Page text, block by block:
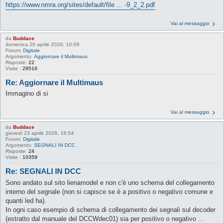
https://www.nmra.org/sites/default/file ... -9_2_2.pdf
Vai al messaggio
da Buddace
domenica 26 aprile 2026, 10:09
Forum: Digitale
Argomento: Aggiornare il Multimaus
Risposte: 22
Visite : 29516
Re: Aggiornare il Multimaus
Immagino di si
Vai al messaggio
da Buddace
giovedì 23 aprile 2026, 18:54
Forum: Digitale
Argomento: SEGNALI IN DCC
Risposte: 24
Visite : 10359
Re: SEGNALI IN DCC
Sono andato sul sito lienamodel e non c'è uno schema del collegamento
interno del segnale (non si capisce se è a positivo o negativo comune e
quanti led ha).
In ogni caso esempio di schema di collegamento dei segnali sul decoder
(estratto dal manuale del DCCWdec01) sia per positivo o negativo ...